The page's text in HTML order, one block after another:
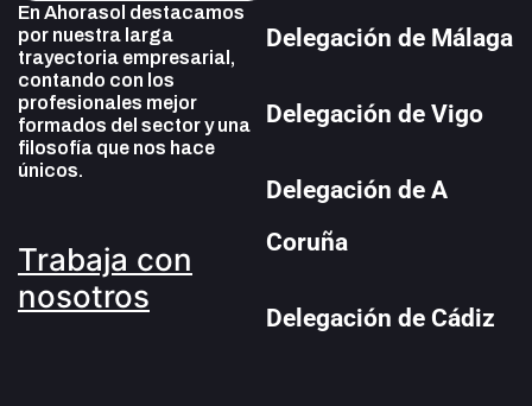
En Ahorasol destacamos
por nuestra larga
trayectoria empresarial,
contando con los
profesionales mejor
formados del sector y una
filosofía que nos hace
únicos.
Trabaja con
nosotros
Delegación de Málaga
Delegación de Vigo
Delegación de A
Coruña
Delegación de Cádiz